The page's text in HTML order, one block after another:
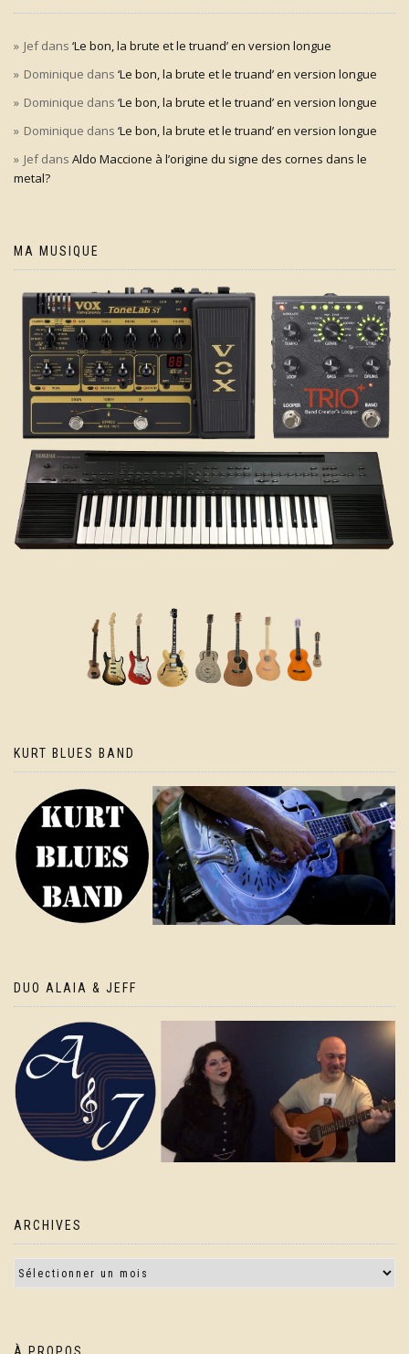
Jefdans ‘Le bon, la brute et le truand’ en version longue
Dominique dans ‘Le bon, la brute et le truand’ en version longue
Dominique dans ‘Le bon, la brute et le truand’ en version longue
Dominique dans ‘Le bon, la brute et le truand’ en version longue
Jefdans Aldo Maccione à l’origine du signe des cornes dans le
metal?
MA MUSIQUE
KURT BLUES BAND
DUO ALAIA & JEFF
ARCHIVES